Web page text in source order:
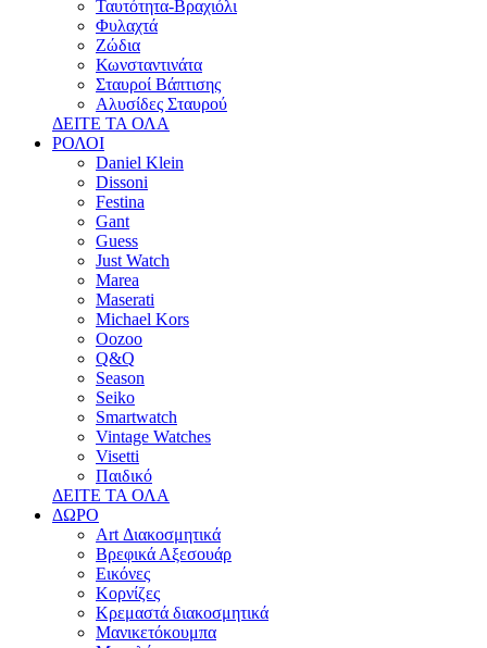
Ταυτότητα-Βραχιόλι
Φυλαχτά
Ζώδια
Κωνσταντινάτα
Σταυροί Βάπτισης
Αλυσίδες Σταυρού
ΔΕΙΤΕ ΤΑ ΟΛΑ
ΡΟΛΟΙ
Daniel Klein
Dissoni
Festina
Gant
Guess
Just Watch
Marea
Maserati
Michael Kors
Oozoo
Q&Q
Season
Seiko
Smartwatch
Vintage Watches
Visetti
Παιδικό
ΔΕΙΤΕ ΤΑ ΟΛΑ
ΔΩΡΟ
Art Διακοσμητικά
Βρεφικά Αξεσουάρ
Εικόνες
Κορνίζες
Κρεμαστά διακοσμητικά
Μανικετόκουμπα